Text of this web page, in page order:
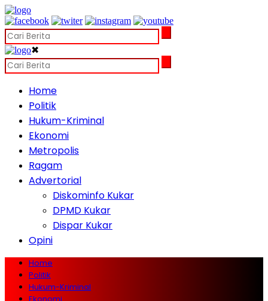
✖
Home
Politik
Hukum-Kriminal
Ekonomi
Metropolis
Ragam
Advertorial
Diskominfo Kukar
DPMD Kukar
Dispar Kukar
Opini
Home
Politik
Hukum-Kriminal